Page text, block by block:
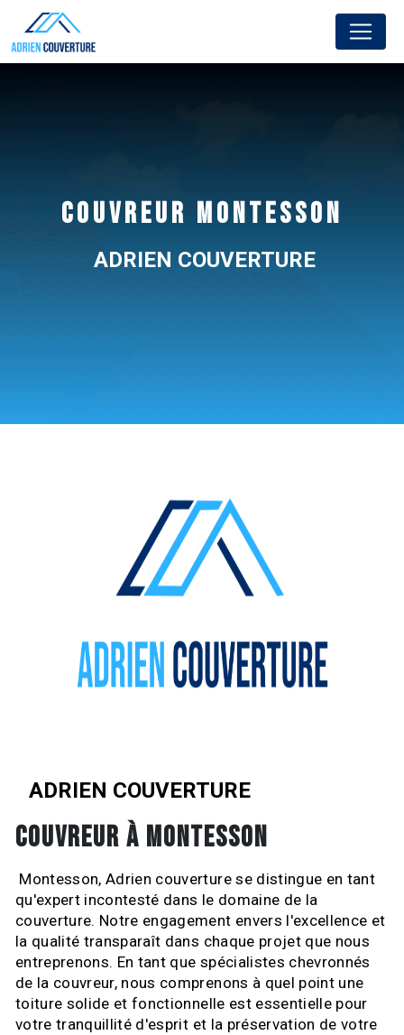
COUVREUR MONTESSON
ADRIEN COUVERTURE
ADRIEN COUVERTURE
COUVREUR À MONTESSON
Montesson, Adrien couverture se distingue en tant
qu'expert incontesté dans le domaine de la
couverture. Notre engagement envers l'excellence et
la qualité transparaît dans chaque projet que nous
entreprenons. En tant que spécialistes chevronnés
de la couvreur, nous comprenons à quel point une
toiture solide et fonctionnelle est essentielle pour
votre tranquillité d'esprit et la préservation de votre
Panneau de gestion des cookies